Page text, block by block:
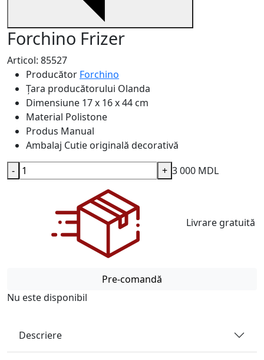
Forchino Frizer
Articol: 85527
Producător Forchino
Țara producătorului Olanda
Dimensiune 17 x 16 x 44 cm
Material Polistone
Produs Manual
Ambalaj Cutie originală decorativă
3 000 MDL
- +
Livrare gratuită
Pre-comandă
Nu este disponibil
Descriere